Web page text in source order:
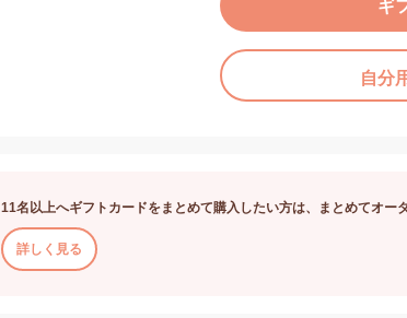
ギ
自分
11名以上へギフトカードをまとめて購入したい方は、まとめてオー
詳しく見る